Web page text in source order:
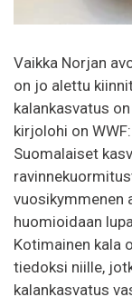
Vaikka Norjan
on jo alettu
kalankasvatus
kirjolohi on
Suomalaiset
vuosikymmenen
huomioidaan
Kotimainen kala
tiedoksi niille,
kalankasvatus